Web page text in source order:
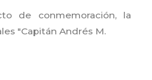
de conmemoración, la
"Capitán Andrés M.